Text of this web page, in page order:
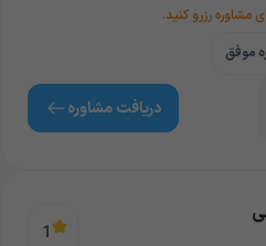
رزرو کنید.
موفق
دریافت‌ مشاوره
1